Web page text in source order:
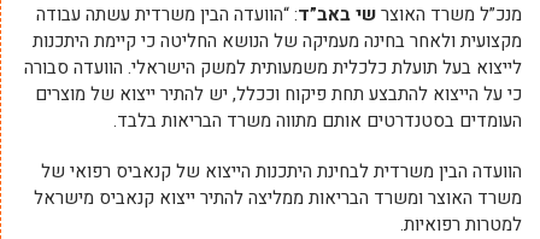
מנכ”ל משרד האוצרשי באב”ד: “הוועדה הבין משרדית עשתה עבודה
מקצועית ולאחר בחינה מעמיקה של הנושא החליטה כי קיימת היתכנות
לייצוא בעל תועלת כלכלית משמעותית למשק הישראלי. הוועדה סבורה
כי על הייצוא להתבצע תחת פיקוח וככלל, יש להתיר ייצוא של מוצרים
העומדים בסטנדרטים אותם מתווה משרד הבריאות בלבד.
הוועדה הבין משרדית לבחינת היתכנות הייצוא של קנאביס רפואי של
משרד האוצר ומשרד הבריאות ממליצה להתיר ייצוא קנאביס מישראל
למטרות רפואיות.